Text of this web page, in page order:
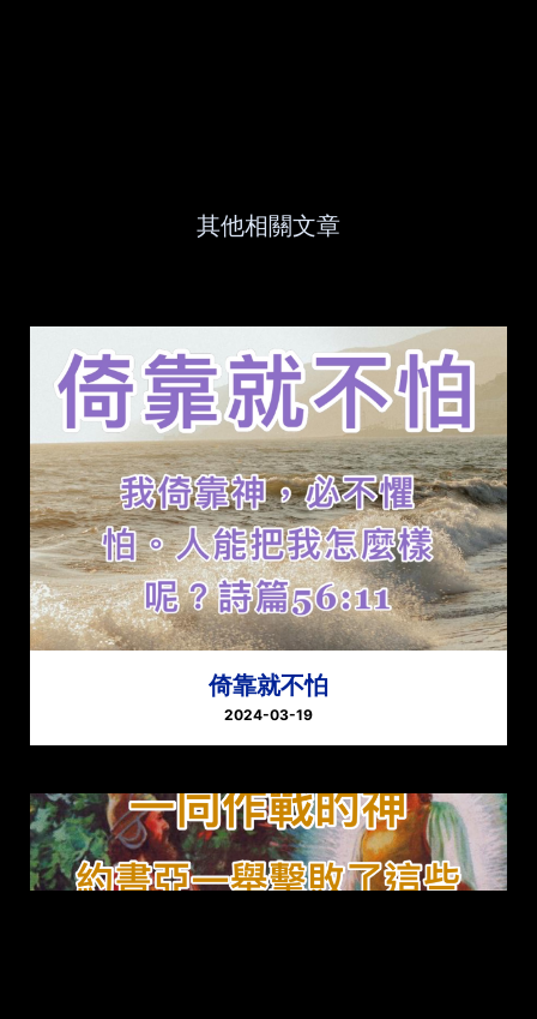
其他相關文章
倚靠就不怕
2024-03-19